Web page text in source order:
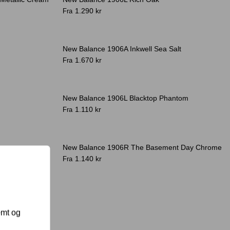
og
Fra 1.290 kr
New Balance 1906A Inkwell Sea Salt
Fra 1.670 kr
New Balance 1906L Blacktop Phantom
Fra 1.110 kr
New Balance 1906R The Basement Day Chrome
Fra 1.140 kr